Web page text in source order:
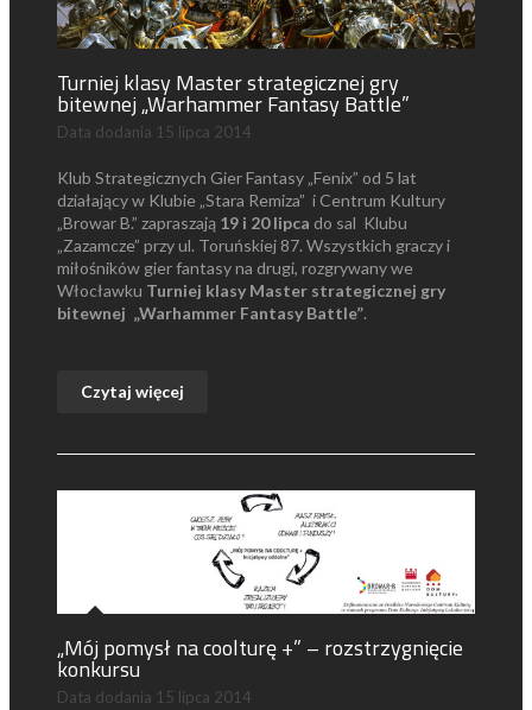
Turniej klasy Master strategicznej gry
bitewnej „Warhammer Fantasy Battle”
Data dodania 15 lipca 2014
Klub Strategicznych Gier Fantasy „Fenix” od 5 lat
działający w Klubie „Stara Remiza” i Centrum Kultury
„Browar B.” zapraszają 19 i 20 lipca do sal Klubu
„Zazamcze” przy ul. Toruńskiej 87. Wszystkich graczy i
miłośników gier fantasy na drugi, rozgrywany we
Włocławku Turniej klasy Master strategicznej gry
bitewnej „Warhammer Fantasy Battle”.
Czytaj więcej
„Mój pomysł na coolturę +” – rozstrzygnięcie
konkursu
Data dodania 15 lipca 2014